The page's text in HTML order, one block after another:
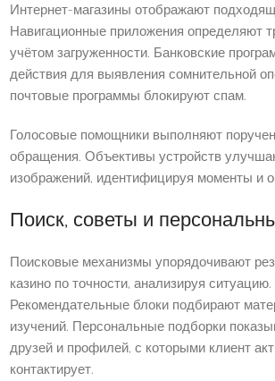
Интернет-магазины отображают
Навигационные приложения определяют
учётом загруженности. Банковские
действия для выявления сомнительной
почтовые программы блокируют спам.
Голосовые помощники выполняют
обращения. Объективы устройств
изображений, идентифицируя моменты и
Поиск, советы и
Поисковые механизмы упорядочивают
казино по точности, анализируя ситуацию.
Рекомендательные блоки подбирают
изучений. Персональные подборки
друзей и профилей, с которыми клиент
контактирует.